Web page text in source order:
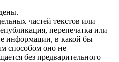
частей текстов или
перепечатка или
информации, в какой бы
способом оно не
без предварительного